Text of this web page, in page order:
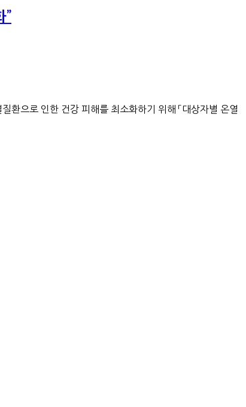
”
으로 인한 건강 피해를 최소화하기 위해 「대상자별 온열